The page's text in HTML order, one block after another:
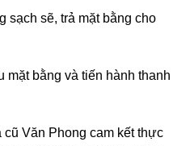
sạch sẽ, trả mặt bằng cho
bằng và tiến hành thanh
Văn Phong cam kết thực